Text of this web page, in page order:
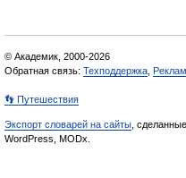
© Академик, 2000-2026
Обратная связь: Техподдержка
👣 Путешествия
Экспорт словарей на сайты ,
WordPress, MODx.